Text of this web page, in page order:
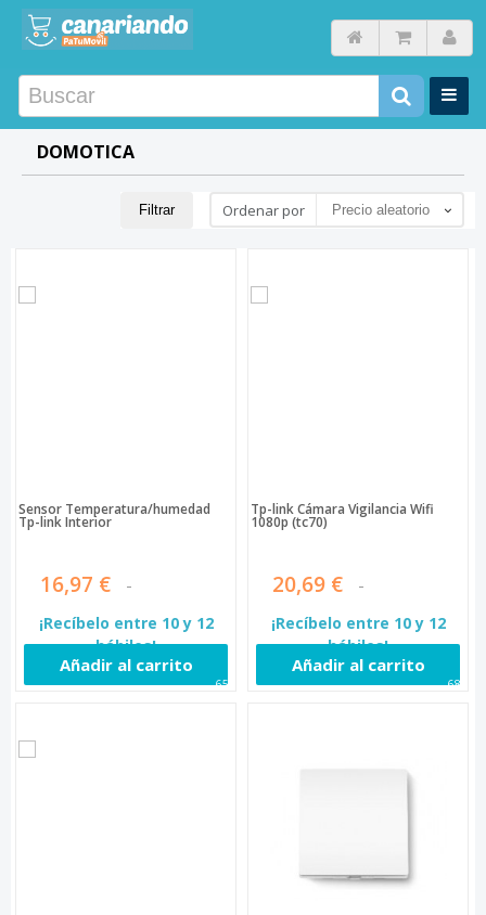
DOMOTICA
Filtrar Ordenar por Precio aleatorio
Sensor Temperatura/humedad
Tp-link Interior
16,97 €
¡Recíbelo entre 10 y 12
hábiles!
Añadir al carrito
651
Tp-link Cámara Vigilancia Wifi
1080p (tc70)
20,69 €
¡Recíbelo entre 10 y 12
hábiles!
Añadir al carrito
686